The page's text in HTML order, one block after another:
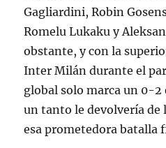
Gagliardini, Robin
Romelu Lukaku y
obstante, y con la
Inter Milán durante el
global solo marca un 0-2
un tanto le devolvería de
esa prometedora batalla